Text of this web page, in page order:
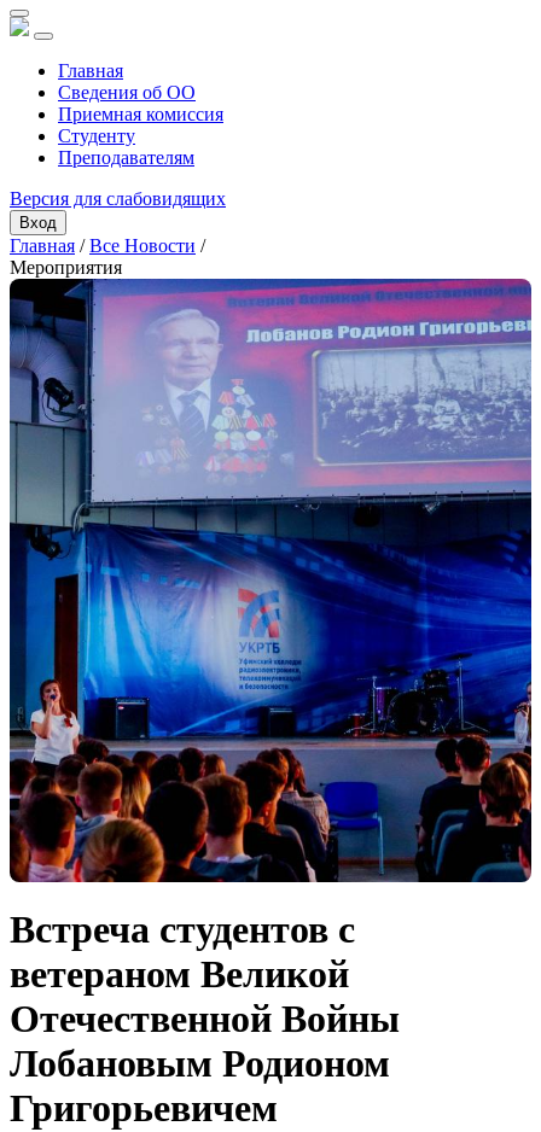
Главная
Сведения об ОО
Приемная комиссия
Студенту
Преподавателям
Версия для слабовидящих
Вход
Главная /Все Новости /
Мероприятия
Встреча студентов с
ветераном Великой
Отечественной Войны
Лобановым Родионом
Григорьевичем